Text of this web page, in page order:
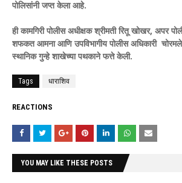
पोलिसांनी जप्त केला आहे.
ही कामगिरी पोलीस अधीक्षक श्रीमती रितू खोखर, अपर
शफकत आमना आणि उपविभागीय पोलीस अधिकारी चोरमले
स्थानिक गुन्हे शाखेच्या पथकाने फत्ते केली.
Tags धाराशिव
REACTIONS
YOU MAY LIKE THESE POSTS